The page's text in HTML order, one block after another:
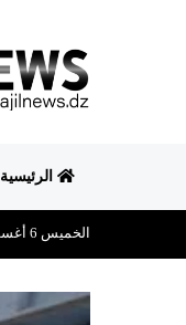
الرئيسية
الخميس 6 أغسطس 2026